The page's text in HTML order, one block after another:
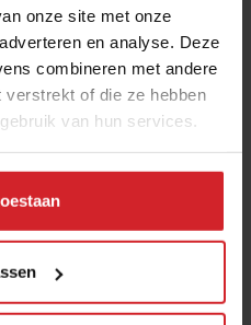
onze site met onze
en analyse. Deze
combineren met andere
verstrekt of die ze hebben
van hun services.
| 6 min
en Samuel Levie
| 3 min
tegenwoordig meer dan
noedelsoep
| 3 min